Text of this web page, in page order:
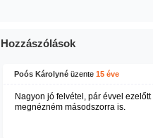
Hozzászólások
Poós Károlyné üzente 15 éve
Nagyon jó felvétel, pár évvel
megnézném másodszorra is.